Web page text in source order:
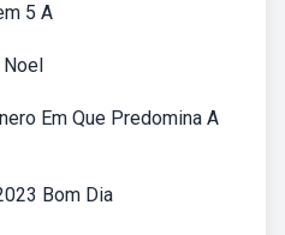
5 A
Noel
Em Que Predomina A
Bom Dia